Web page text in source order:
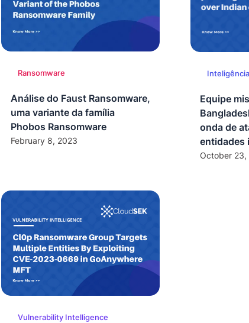
Ransomware
Análise do Faust Ransomware,
uma variante da família
Phobos Ransomware
February 8, 2023
Equipe
onda de
entidades
October 23,
Vulnerability Intelligence